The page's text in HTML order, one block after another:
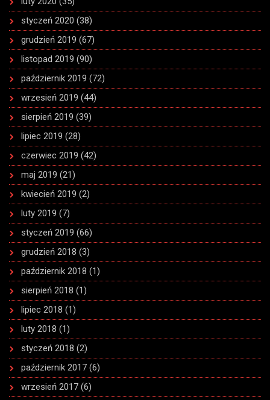
styczeń 2020 (38)
grudzień 2019 (67)
listopad 2019 (90)
październik 2019 (72)
wrzesień 2019 (44)
sierpień 2019 (39)
lipiec 2019 (28)
czerwiec 2019 (42)
maj 2019 (21)
kwiecień 2019 (2)
luty 2019 (7)
styczeń 2019 (66)
grudzień 2018 (3)
październik 2018 (1)
sierpień 2018 (1)
lipiec 2018 (1)
luty 2018 (1)
styczeń 2018 (2)
październik 2017 (6)
wrzesień 2017 (6)